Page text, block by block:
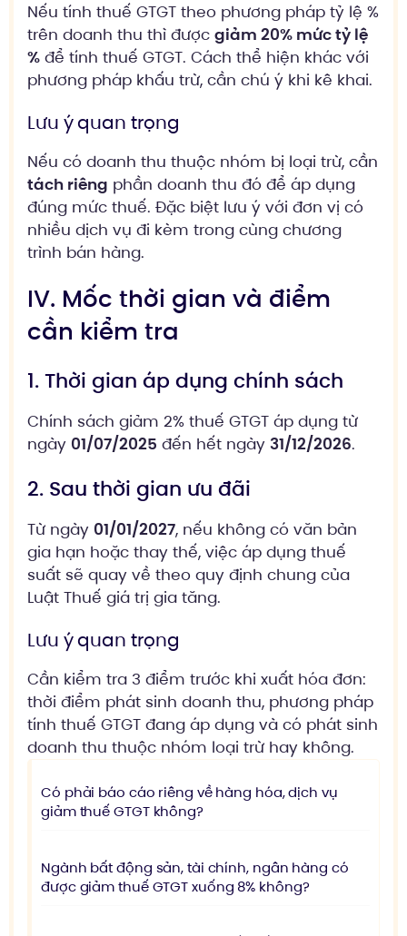
Nếu tính thuế GTGT theo phương pháp tỷ lệ %
trên doanh thu thì được giảm 20% mức tỷ lệ
% để tính thuế GTGT. Cách thể hiện khác với
phương pháp khấu trừ, cần chú ý khi kê khai.
Lưu ý quan trọng
Nếu có doanh thu thuộc nhóm bị loại trừ, cần
tách riêng phần doanh thu đó để áp dụng
đúng mức thuế. Đặc biệt lưu ý với đơn vị có
nhiều dịch vụ đi kèm trong cùng chương
trình bán hàng.
IV. Mốc thời gian và điểm
cần kiểm tra
1. Thời gian áp dụng chính sách
Chính sách giảm 2% thuế GTGT áp dụng từ
ngày 01/07/2025 đến hết ngày 31/12/2026.
2. Sau thời gian ưu đãi
Từ ngày 01/01/2027, nếu không có văn bản
gia hạn hoặc thay thế, việc áp dụng thuế
suất sẽ quay về theo quy định chung của
Luật Thuế giá trị gia tăng.
Lưu ý quan trọng
Cần kiểm tra 3 điểm trước khi xuất hóa đơn:
thời điểm phát sinh doanh thu, phương pháp
tính thuế GTGT đang áp dụng và có phát sinh
doanh thu thuộc nhóm loại trừ hay không.
Có phải báo cáo riêng về hàng hóa, dịch vụ
giảm thuế GTGT không?
Ngành bất động sản, tài chính, ngân hàng có
được giảm thuế GTGT xuống 8% không?